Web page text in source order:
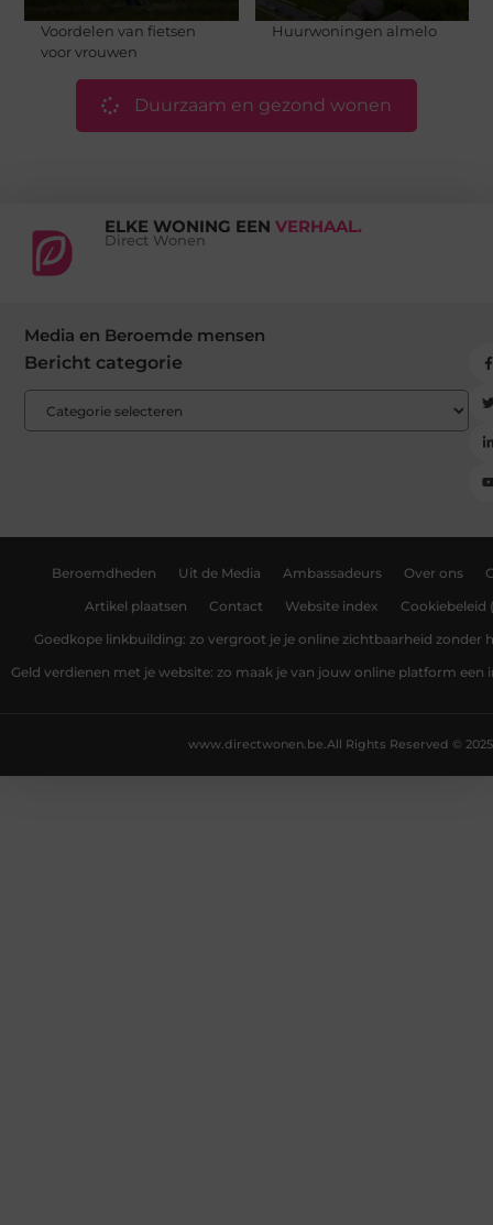
Voordelen van fietsen
voor vrouwen
Huurwoningen almelo
Duurzaam en gezond wonen
ELKE WONING EEN VERHAAL.
Direct Wonen
Media en Beroemde mensen
Bericht categorie
Beroemdheden Uit de Media Ambassadeurs Over ons
Artikel plaatsen Contact Website index Cookiebeleid
Goedkope linkbuilding: zo vergroot je je online zichtbaarheid zonder
Geld verdienen met je website: zo maak je van jouw online platform
All Rights Reserved © 2025
www.directwonen.be.